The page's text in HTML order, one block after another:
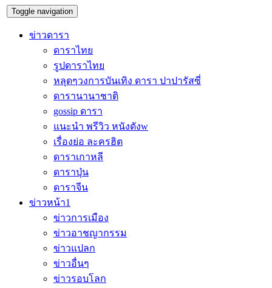
Toggle navigation
ข่าวดารา
ดาราไทย
รูปดาราไทย
หลุดๆวงการบันเทิง ดารา ปาปารัสซี่
ดารานานาชาติ
gossip ดารา
แนะนำ พรีวิว หนังดังw
เรื่องย่อ ละครฮิต
ดาราเกาหลี
ดาราปุ่น
ดาราจีน
ข่าวหน้า1
ข่าวการเมือง
ข่าวอาชญากรรม
ข่าวแปลก
ข่าวอื่นๆ
ข่าวรอบโลก